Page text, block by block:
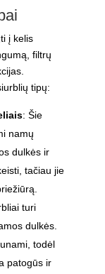
į kelis
filtrų
tipų:
: Šie
namų
dulkės ir
tačiau jie
turi
dulkės.
todėl
patogūs ir